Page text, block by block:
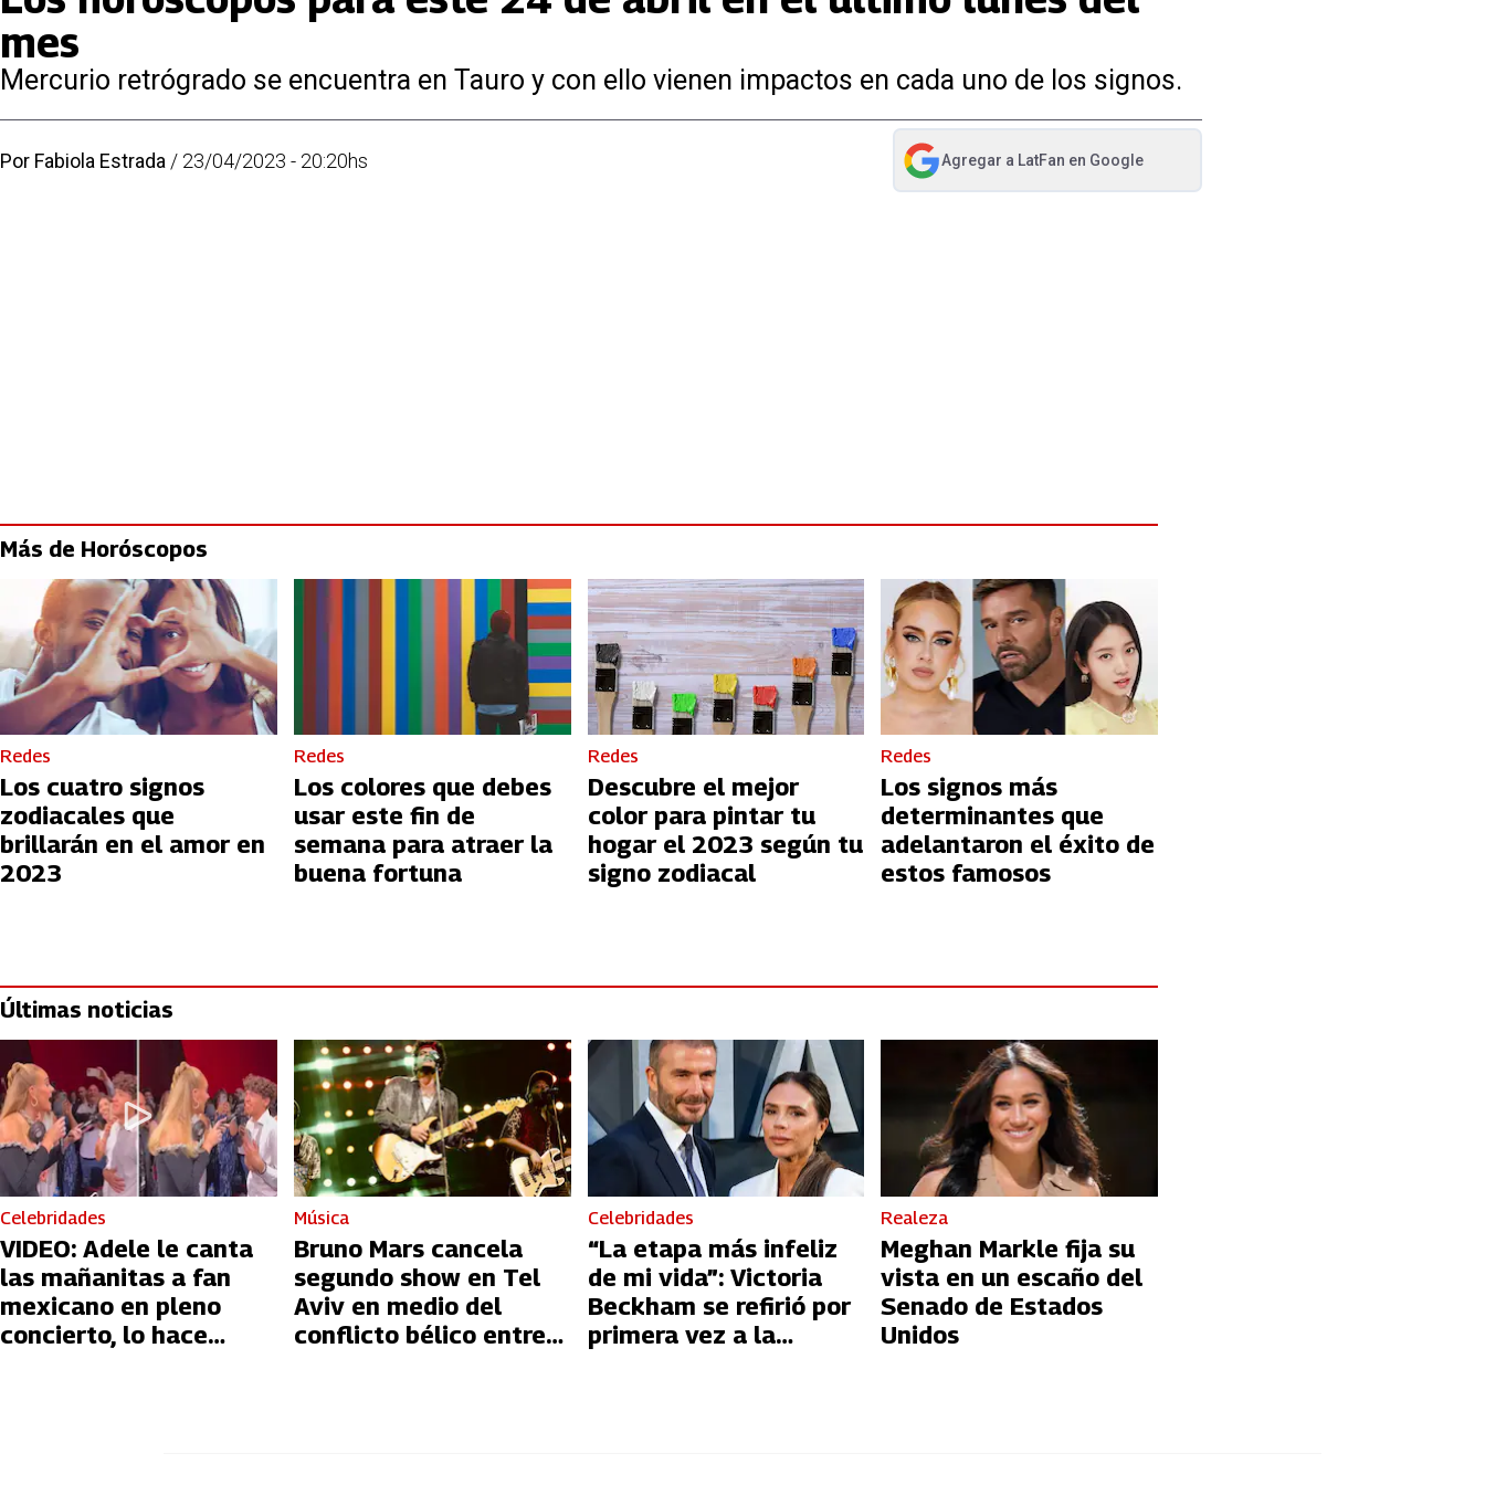
mes
Mercurio retrógrado se encuentra en Tauro y con ello vienen impactos en cada uno de los signos.
Por Fabiola Estrada / 23/04/2023 - 20:20hs Agregar a LatFan en Google
abre en nueva pestaña
Más de Horóscopos
Redes
Los cuatro signos
zodiacales que
brillarán en el amor en
2023
Redes
Los colores que debes
usar este fin de
semana para atraer la
buena fortuna
Redes
Descubre el mejor
color para pintar tu
hogar el 2023 según tu
signo zodiacal
Redes
Los signos más
determinantes que
adelantaron el éxito de
estos famosos
Últimas noticias
Celebridades
VIDEO: Adele le canta
las mañanitas a fan
mexicano en pleno
concierto, lo hace
Música
Bruno Mars cancela
segundo show en Tel
Aviv en medio del
conflicto bélico entre
Celebridades
“La etapa más infeliz
de mi vida”: Victoria
Beckham se refirió por
primera vez a la
Realeza
Meghan Markle fija su
vista en un escaño del
Senado de Estados
Unidos